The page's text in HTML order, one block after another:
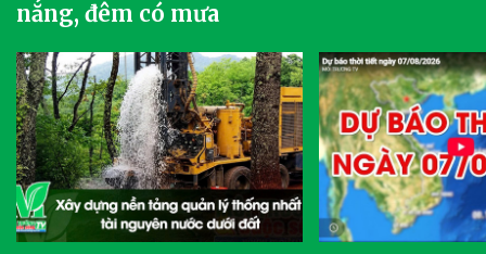
nắng, đêm có mưa